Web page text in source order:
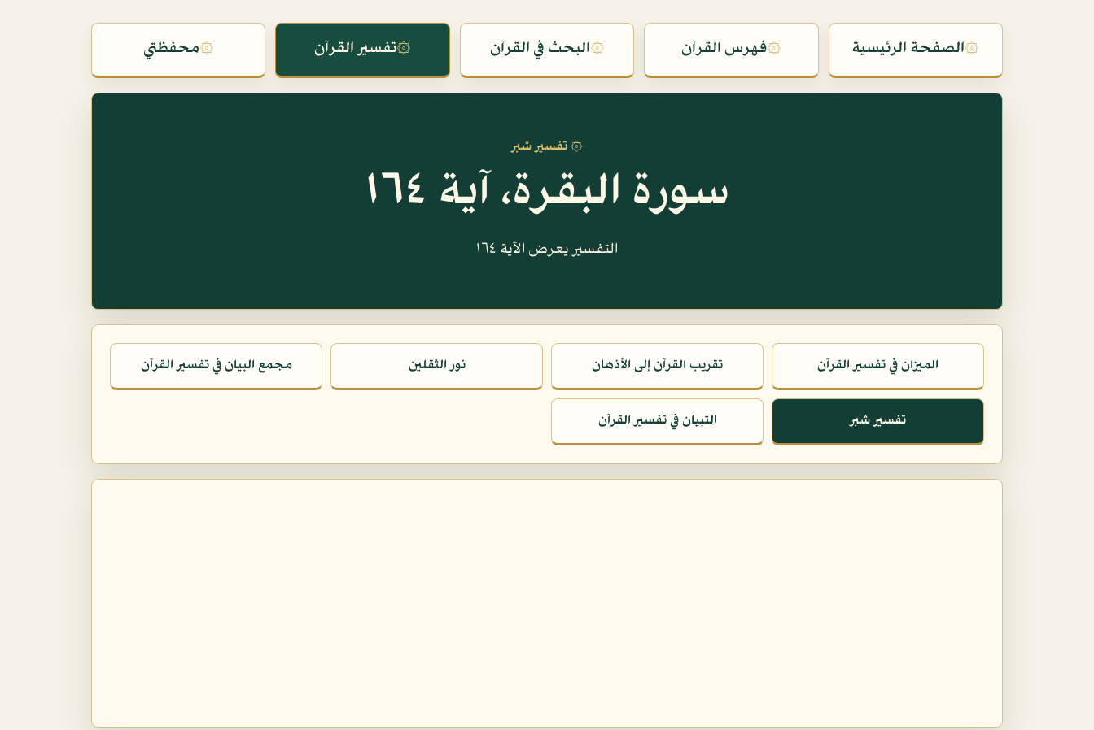
۞الصفحة الرئيسية ۞فهرس القرآن ۞البحث في القرآن ۞تفسير القرآن ۞محفظتي
۞ تفسير شبر
سورة البقرة، آية ١٦٤
التفسير يعرض الآية ١٦٤
الميزان في تفسير القرآن تقريب القرآن إلى الأذهان نور الثقلين مجمع البيان في تفسير القرآن
تفسير شبر التبيان في تفسير القرآن